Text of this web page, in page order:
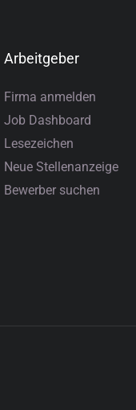
Arbeitgeber
Firma anmelden
Job Dashboard
Lesezeichen
Neue Stellenanzeige
Bewerber suchen